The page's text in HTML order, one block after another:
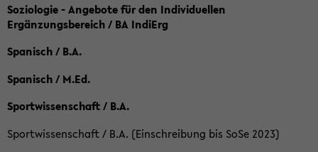
Soziologie - Angebote für den Individuellen
Ergänzungsbereich / BA IndiErg
Spanisch / B.A.
Spanisch / M.Ed.
Sportwissenschaft / B.A.
Sportwissenschaft / B.A. (Einschreibung bis SoSe 2023)